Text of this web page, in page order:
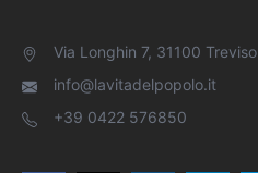
Via Longhin 7, 31100 Treviso
info@lavitadelpopolo.it
+39 0422 576850